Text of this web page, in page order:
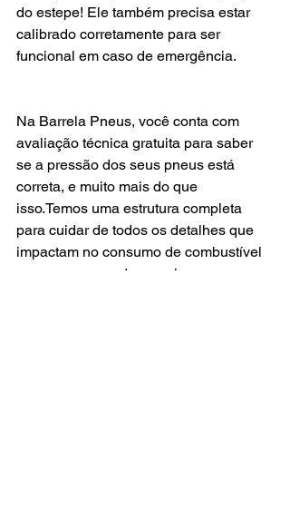
do estepe! Ele também precisa estar
calibrado corretamente para ser
funcional em caso de emergência.
Na Barrela Pneus, você conta com
avaliação técnica gratuita para saber
se a pressão dos seus pneus está
correta, e muito mais do que
isso.Temos uma estrutura completa
para cuidar de todos os detalhes que
impactam no consumo de combustível
e na segurança da sua viagem.